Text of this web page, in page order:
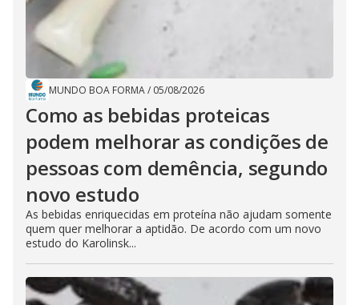
MUNDO BOA FORMA/ 05/08/2026
Como as bebidas proteicas
podem melhorar as condições de
pessoas com demência, segundo
novo estudo
As bebidas enriquecidas em proteína não ajudam somente
quem quer melhorar a aptidão. De acordo com um novo
estudo do Karolinsk...